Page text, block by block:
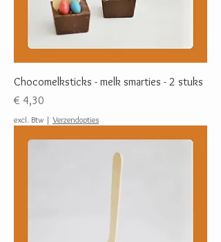
Chocomelksticks - melk smarties - 2 stuks
Prijs
€ 4,30
excl. Btw | Verzendopties